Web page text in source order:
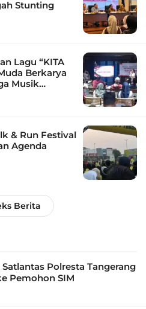
Stunting
Lagu “KITA
Berkarya
Musik
& Run Festival
Agenda
Berita
Polresta Tangerang
Pemohon SIM